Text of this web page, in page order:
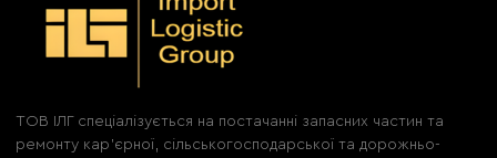
ТОВ ІЛГ спеціалізується на постачанні запасних частин та
ремонту кар'єрної, сільськогосподарської та дорожньо-